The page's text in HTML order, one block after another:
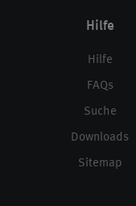
Hilfe
Hilfe
FAQs
Suche
Downloads
Sitemap